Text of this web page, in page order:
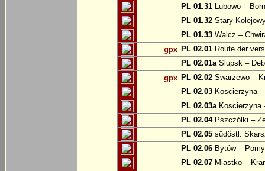
PL 01.31 Lubowo –
PL 01.32 Stary
PL 01.33 Walcz –
gpx PL 02.01 Route der
PL 02.01aSlupsk –
gpx PL 02.02 Swarzewo –
PL 02.03 Koscierzyna
PL 02.03aKoscierzyna
PL 02.04Pszczólki –
PL 02.05 südöstl.
PL 02.06 Bytów –
PL 02.07 Miastko –